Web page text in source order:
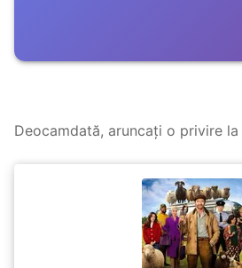
Deocamdată, aruncați o privire la